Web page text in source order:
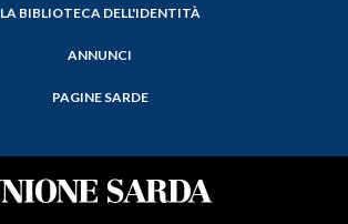
LA BIBLIOTECA DELL'IDENTITÀ
ANNUNCI
PAGINE SARDE